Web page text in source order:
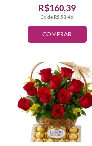
COMPRAR
3x de R$ 53,46
R$160,39